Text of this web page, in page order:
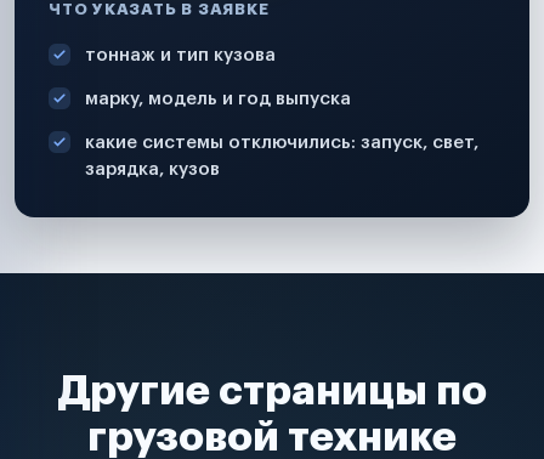
ЧТО УКАЗАТЬ В ЗАЯВКЕ
тоннаж и тип кузова
марку, модель и год выпуска
какие системы отключились: запуск, свет,
зарядка, кузов
Другие страницы по
грузовой технике